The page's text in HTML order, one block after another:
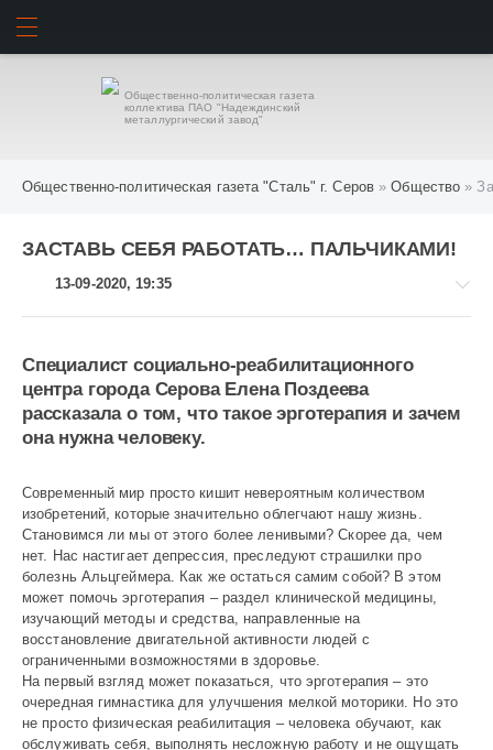
Общественно-политическая газета
коллектива ПАО "Надеждинский
металлургический завод"
Общественно-политическая газета "Сталь" г. Серов »Общество »
ЗАСТАВЬ СЕБЯ РАБОТАТЬ… ПАЛЬЧИКАМИ!
13-09-2020, 19:35
Общество
1
Специалист социально-реабилитационного
центра города Серова Елена Поздеева
рассказала о том, что такое эрготерапия и зачем
она нужна человеку.
Современный мир просто кишит невероятным количеством
изобретений, которые значительно облегчают нашу жизнь.
Становимся ли мы от этого более ленивыми? Скорее да, чем
нет. Нас настигает депрессия, преследуют страшилки про
болезнь Альцгеймера. Как же остаться самим собой? В этом
может помочь эрготерапия – раздел клинической медицины,
изучающий методы и средства, направленные на
восстановление двигательной активности людей с
ограниченными возможностями в здоровье.
На первый взгляд может показаться, что эрготерапия – это
очередная гимнастика для улучшения мелкой моторики. Но это
не просто физическая реабилитация – человека обу­чают, как
обслуживать себя, выполнять несложную работу и не ощущать